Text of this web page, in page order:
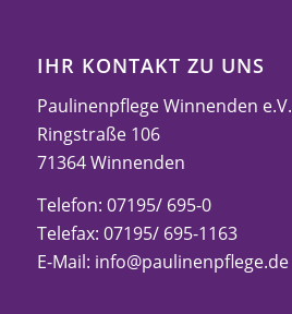
IHR KONTAKT ZU UNS
Paulinenpflege Winnenden e.V.
Ringstraße 106
71364 Winnenden
Telefon: 07195/ 695-0
Telefax: 07195/ 695-1163
E-Mail: info@paulinenpflege.de